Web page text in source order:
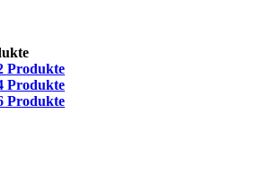
Produkte
Produkte
Produkte